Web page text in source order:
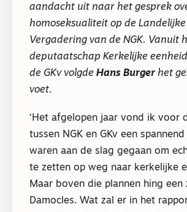
aandacht uit naar het gesprek
homoseksualiteit op de Landelijke
Vergadering van de NGK. Vanuit
deputaatschap Kerkelijke eenheid
de GKv volgde Hans Burgerhet
voet.
‘Het afgelopen jaar vond ik voor
tussen NGK en GKv een spannend
waren aan de slag gegaan om
te zetten op weg naar kerkelijke
Maar boven die plannen hing een
Damocles. Wat zal er in het